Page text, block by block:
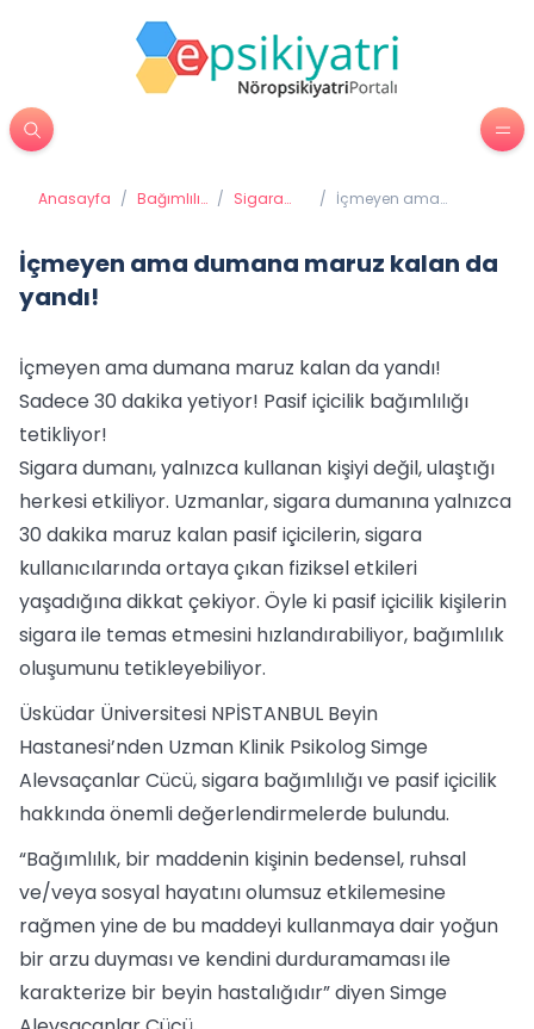
Anasayfa / Bağımlılık / Sigara
/ İçmeyen ama
İçmeyen ama dumana maruz kalan da
yandı!
İçmeyen ama dumana maruz kalan da yandı!
Sadece 30 dakika yetiyor! Pasif içicilik bağımlılığı
tetikliyor!
Sigara dumanı, yalnızca kullanan kişiyi değil, ulaştığı
herkesi etkiliyor. Uzmanlar, sigara dumanına yalnızca
30 dakika maruz kalan pasif içicilerin, sigara
kullanıcılarında ortaya çıkan fiziksel etkileri
yaşadığına dikkat çekiyor. Öyle ki pasif içicilik kişilerin
sigara ile temas etmesini hızlandırabiliyor, bağımlılık
oluşumunu tetikleyebiliyor.
Üsküdar Üniversitesi NPİSTANBUL Beyin
Hastanesi’nden Uzman Klinik Psikolog Simge
Alevsaçanlar Cücü, sigara bağımlılığı ve pasif içicilik
hakkında önemli değerlendirmelerde bulundu.
“Bağımlılık, bir maddenin kişinin bedensel, ruhsal
ve/veya sosyal hayatını olumsuz etkilemesine
rağmen yine de bu maddeyi kullanmaya dair yoğun
bir arzu duyması ve kendini durduramaması ile
karakterize bir beyin hastalığıdır” diyen Simge